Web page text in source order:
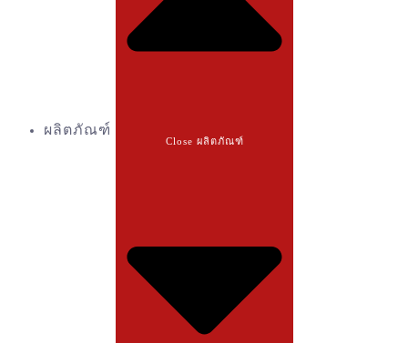
ผลิตภัณฑ์
Close ผลิตภัณฑ์